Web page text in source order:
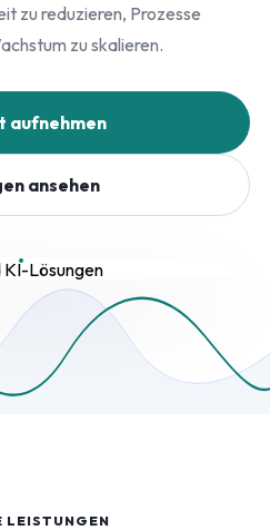
zu reduzieren, Prozesse
zu skalieren.
aufnehmen
ansehen
LEISTUNGEN